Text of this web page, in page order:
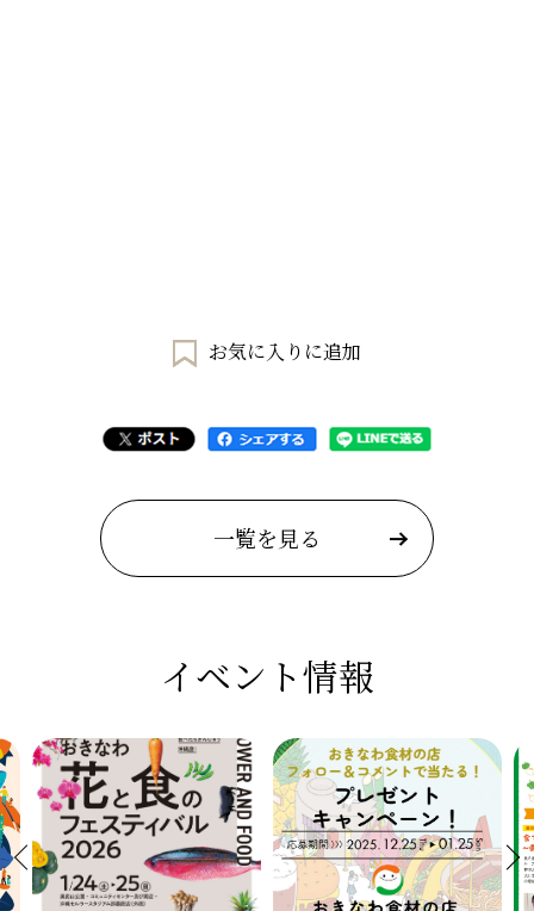
お気に入りに追加
一覧を見る
イベント情報